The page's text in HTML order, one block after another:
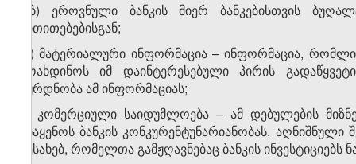
ქ.ბ) ეროვნული ბანკის მიერ ბანკებისთვის
მითითებებისგან;
ღ) მატერიალური ინფორმაცია – ინფორმაცია,
მოახდინოს იმ დაინტერესებული პირის
ეყრდნობა ამ ინფორმაციას;
ყ) კომერციული საიდუმლოება – ამ დებულების
მიაყენოს ბანკის კონკურენტუნარიანობას.
შესახებ, რომელთა გამჟღავნებაც ბანკის